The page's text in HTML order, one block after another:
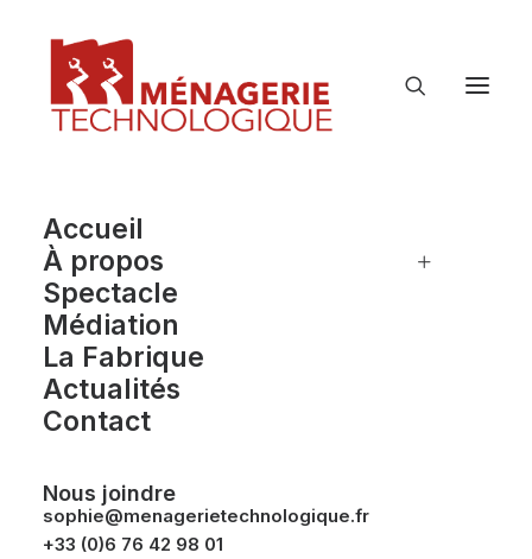
Accueil
À propos
Spectacle
Médiation
La Fabrique
Actualités
Contact
Nous joindre
sophie@menagerietechnologique.fr
+33 (0)6 76 42 98 01